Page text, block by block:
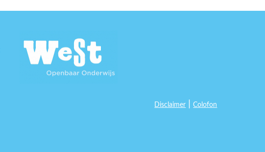
Disclaimer |Colofon